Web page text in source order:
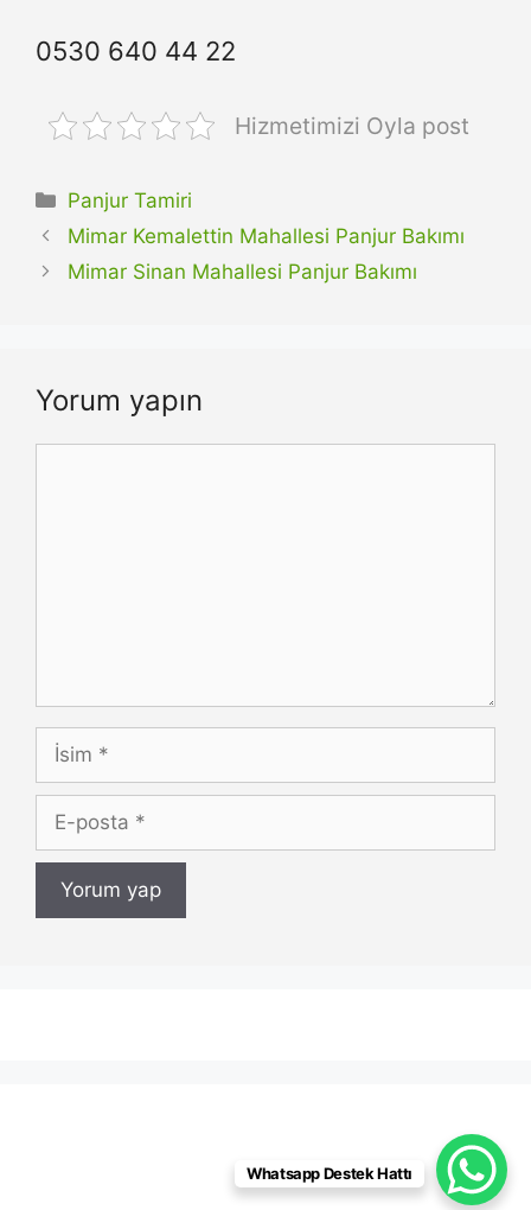
0530 640 44 22
Hizmetimizi Oyla post
Kategoriler
Panjur Tamiri
Mimar Kemalettin Mahallesi Panjur Bakımı
Mimar Sinan Mahallesi Panjur Bakımı
Yorum yapın
İsim
posta
Whatsapp Destek Hattı